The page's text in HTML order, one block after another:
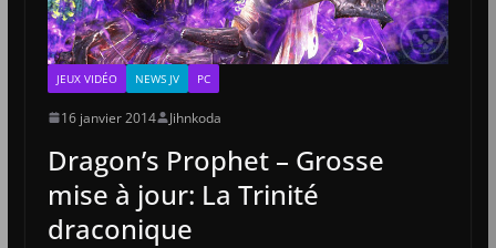
JEUX VIDÉO NEWS JV PC
16 janvier 2014 Jihnkoda
Dragon’s Prophet – Grosse
mise à jour: La Trinité
draconique